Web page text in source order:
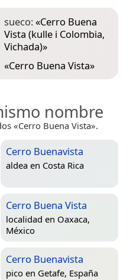
sueco:«Cerro Buena
Vista (kulle i Colombia,
Vichada)»
«Cerro Buena Vista»
nombre
«Cerro Buena Vista».
Cerro Buenavista
aldea en Costa Rica
Cerro Buena Vista
localidad en Oaxaca,
México
Cerro Buenavista
pico en Getafe, España